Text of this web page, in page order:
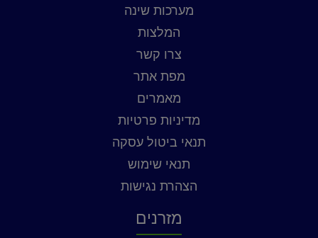
מערכות שינה
המלצות
צרו קשר
מפת אתר
מאמרים
מדיניות פרטיות
תנאי ביטול עסקה
תנאי שימוש
הצהרת נגישות
מזרנים